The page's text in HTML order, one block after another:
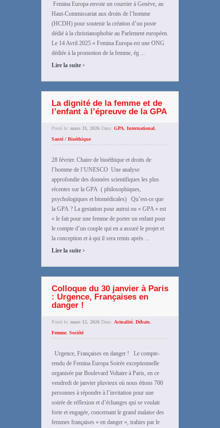
Femina Europa envoie un courrier à Genève, au
Haut-Commissariat aux droits de l’homme
(HCDH) pour soutenir la création d’un poste
dédié à la christianophobie au Parlement européen.
Le 14 Avril 2025 « Femina Europa est une ONG
dédiée à la promotion de la femme, ég ...
Lire la suite ›
La dignité de la femme et de
l’enfant à l’épreuve de la GPA
Posté le: mars 31, 2026 Dans: GPA, International,
Santé / Bioéthique
28 février. Chaire de bioéthique et droits de
l’homme de l’UNESCO Une analyse
approfondie des données scientifiques les plus
récentes sur la GPA ( philosophiques,
psychologiques et biomédicales) Qu’est-ce que
la GPA ? La gestation pour autrui ou « GPA » est
« le fait pour une femme de porter un enfant pour
le compte d’un couple qui en a assuré le projet et
la conception et à qui il sera remis après ...
Lire la suite ›
Colloque du 30 janvier à Paris
: Urgence, Françaises en
danger !
Posté le: mars 12, 2026 Dans: Actualité, Débats,
Femme, Société
Urgence, Françaises en danger ! Le compte-
rendu de Femina Europa Soirée exceptionnelle
organisée par Boulevard Voltaire à Paris, en ce
vendredi de janvier pluvieux où nous étions 700
personnes à répondre à l’invitation pour une
soirée de réflexion et d’échanges qui se voulait
forte et engagée, concernant le grand malaise des
femmes françaises « en danger », trahies par le